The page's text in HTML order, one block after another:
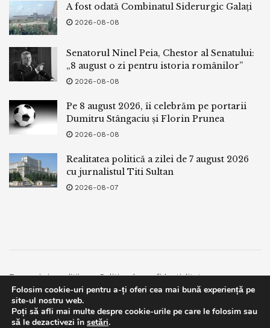
A fost odată Combinatul Siderurgic Galați
2026-08-08
Senatorul Ninel Peia, Chestor al Senatului:
„8 august o zi pentru istoria românilor”
2026-08-08
Pe 8 august 2026, îi celebrăm pe portarii
Dumitru Stângaciu și Florin Prunea
2026-08-08
Realitatea politică a zilei de 7 august 2026
cu jurnalistul Titi Sultan
2026-08-07
Termeni si conditii
Politica de confidentialitate
Facebook
Contact
© 2019bpnews- Business & Politics Newsbpnews.
Folosim cookie-uri pentru a-ți oferi cea mai bună experiență pe
site-ul nostru web.
Poți să afli mai multe despre cookie-urile pe care le folosim sau
să le dezactivezi în setări.
This website uses GDPR cookies. By continuing to use this